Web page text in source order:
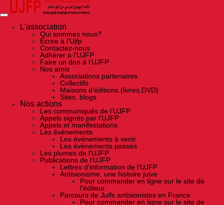
Skip
the
contentL'association
Qui sommes nous?
Ecrire à l’Ujfp
Contactez-nous
Adhérer à l’UJFP
Faire un don à l’UJFP
Nos amis
Associations partenaires
Collectifs
Maisons d’éditions (livres,DVD)
Sites, blogs
Nos actions
Les communiqués de l'UJFP
Appels signés par l'UJFP
Appels et manifestations
Les événements
Les événements à venir
Les événements passés
Les plumes de l'UJFP
Publications de l'UJFP
Lettres d'information de l'UJFP
Antisionisme, une histoire juive
Pour commander en ligne sur le site de
l'éditeur
Parcours de Juifs antisionistes en France
Pour commander en ligne sur le site de